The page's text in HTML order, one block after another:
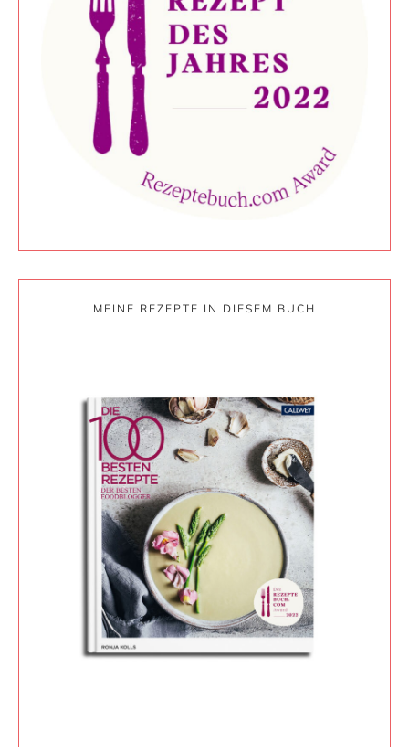
MEINE REZEPTE IN DIESEM BUCH